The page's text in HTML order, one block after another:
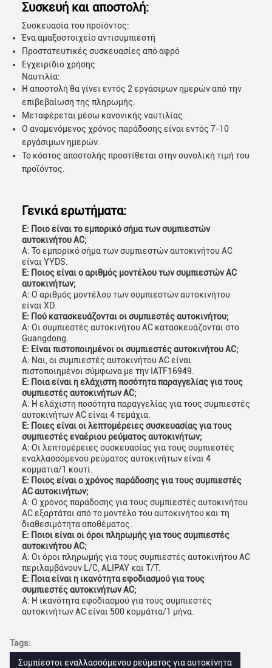
Συσκευή και αποστολή:
Συσκευασία του προϊόντος:
Ένα αμαξοστοιχείο αντισυμπιεστή
Προστατευτικές συσκευασίες από αφρό
Εγχειρίδιο χρήσης
Ναυτιλία:
Η αποστολή θα γίνει εντός 2 εργάσιμων ημερών από την
επιβεβαίωση της πληρωμής.
Μεταφέρεται μέσω κανονικής ναυτιλίας.
Ο αναμενόμενος χρόνος παράδοσης είναι εντός 7-10
εργάσιμων ημερών.
Το κόστος αποστολής προστίθεται στην συνολική τιμή του
προϊόντος.
Γενικά ερωτήματα:
Ε: Ποιο είναι το εμπορικό σήμα των συμπιεστών
αυτοκινήτου AC;
Α: Το εμπορικό σήμα των συμπιεστών αυτοκινήτου AC
είναι YYDS.
Ε: Ποιος είναι ο αριθμός μοντέλου των συμπιεστών AC
αυτοκινήτων;
Α: Ο αριθμός μοντέλου των συμπιεστών αυτοκινήτου
είναι XD.
Ε: Πού κατασκευάζονται οι συμπιεστές αυτοκινήτου;
Α: Οι συμπιεστές αυτοκινήτου AC κατασκευάζονται στο
Guangdong.
Ε: Είναι πιστοποιημένοι οι συμπιεστές αυτοκινήτου AC;
Α: Ναι, οι συμπιεστές αυτοκινήτου AC είναι
πιστοποιημένοι σύμφωνα με την IATF16949.
Ε: Ποια είναι η ελάχιστη ποσότητα παραγγελίας για τους
συμπιεστές αυτοκινήτων AC;
Α: Η ελάχιστη ποσότητα παραγγελίας για τους συμπιεστές
αυτοκινήτων AC είναι 4 τεμάχια.
Ε: Ποιες είναι οι λεπτομέρειες συσκευασίας για τους
συμπιεστές εναέριου ρεύματος αυτοκινήτων;
Α: Οι λεπτομέρειες συσκευασίας για τους συμπιεστές
εναλλασσόμενου ρεύματος αυτοκινήτων είναι 4
κομμάτια/1 κουτί.
Ε: Ποιος είναι ο χρόνος παράδοσης για τους συμπιεστές
AC αυτοκινήτων;
Α: Ο χρόνος παράδοσης για τους συμπιεστές αυτοκινήτου
AC εξαρτάται από το μοντέλο του αυτοκινήτου και τη
διαθεσιμότητα αποθέματος.
Ε: Ποιοι είναι οι όροι πληρωμής για τους συμπιεστές
αυτοκινήτου AC;
Α: Οι όροι πληρωμής για τους συμπιεστές αυτοκινήτου AC
περιλαμβάνουν L/C, ALIPAY και T/T.
Ε: Ποια είναι η ικανότητα εφοδιασμού για τους
συμπιεστές αυτοκινήτων AC;
Α: Η ικανότητα εφοδιασμού για τους συμπιεστές
αυτοκινήτων AC είναι 500 κομμάτια/1 μήνα.
Tags:
Συμπίεστοι εναλλασσόμενου ρεύματος για αυτοκίνητα